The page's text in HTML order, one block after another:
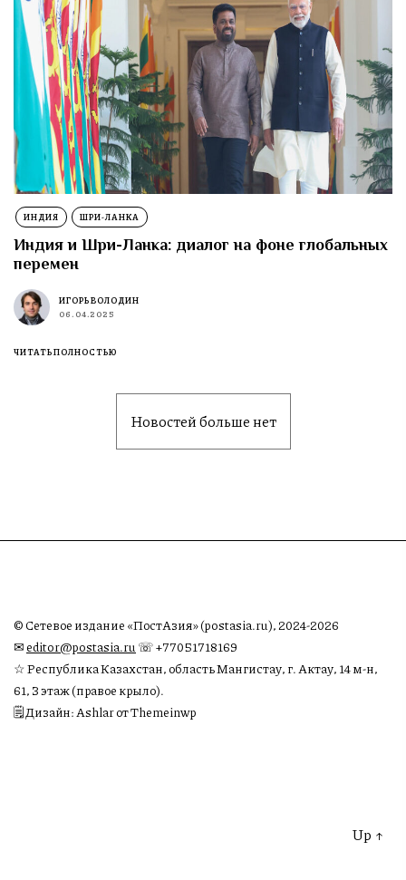
ИНДИЯ ШРИ-ЛАНКА
Индия и Шри-Ланка: диалог на фоне глобальных
перемен
ИГОРЬ ВОЛОДИН
06.04.2025
ЧИТАТЬ ПОЛНОСТЬЮ
Новостей больше нет
© Сетевое издание «ПостАзия» (postasia.ru), 2024-2026
✉︎editor@postasia.ru ☏ +77051718169
☆ Республика Казахстан, область Мангистау, г. Актау, 14 м-н,
61, 3 этаж (правое крыло).
🗒 Дизайн: Ashlar от Themeinwp
Up ↑